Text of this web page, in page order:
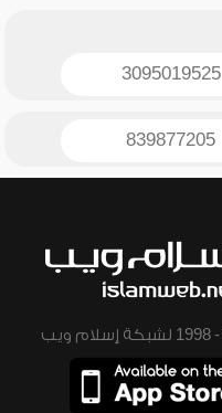
3095019525
839877205